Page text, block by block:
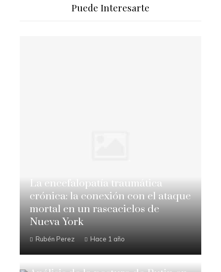
Puede Interesarte
La encefalopatía traumática
crónica: la conexión con el ataque
mortal en un rascacielos de
Nueva York
Rubén Perez Hace 1 año